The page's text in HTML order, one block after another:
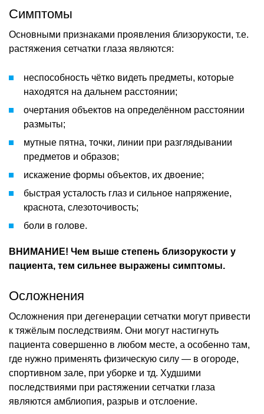
Симптомы
Основными признаками проявления близорукости, т.е.
растяжения сетчатки глаза являются:
неспособность чётко видеть предметы, которые
находятся на дальнем расстоянии;
очертания объектов на определённом расстоянии
размыты;
мутные пятна, точки, линии при разглядывании
предметов и образов;
искажение формы объектов, их двоение;
быстрая усталость глаз и сильное напряжение,
краснота, слезоточивость;
боли в голове.
ВНИМАНИЕ! Чем выше степень близорукости у
пациента, тем сильнее выражены симптомы.
Осложнения
Осложнения при дегенерации сетчатки могут привести
к тяжёлым последствиям. Они могут настигнуть
пациента совершенно в любом месте, а особенно там,
где нужно применять физическую силу — в огороде,
спортивном зале, при уборке и тд. Худшими
последствиями при растяжении сетчатки глаза
являются амблиопия, разрыв и отслоение.